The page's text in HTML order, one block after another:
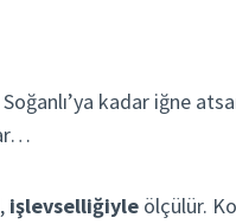
kadar iğne
işlevselliğiyle ölçülür.